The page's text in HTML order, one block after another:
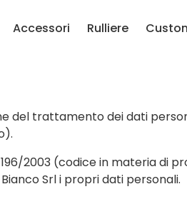
Accessori Rulliere
del trattamento dei dati
196/2003 (codice in materia di
Srl i propri dati personali.